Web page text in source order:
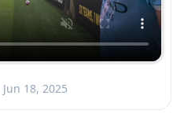
Jun 18, 2025